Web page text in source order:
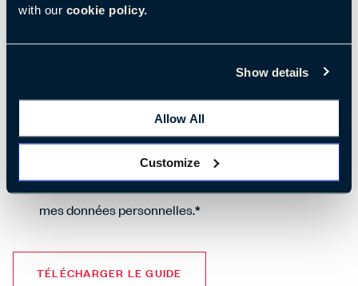
with our cookie policy.
Show details
Allow All
Customize
Je souhaite recevoir les dernières nouvelles, tendances et recherches de
notrepolitique de confidentialité.
J'accepte de recevoir d'autres communications de
Haworth.*
Afin de vous fournir le contenu demandé, nous devons stocker et traiter vos
J'accepte d'autoriser Haworth à stocker et à traiter
mes données personnelles.*